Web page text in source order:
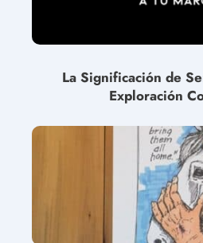
La Significación de
Exploración